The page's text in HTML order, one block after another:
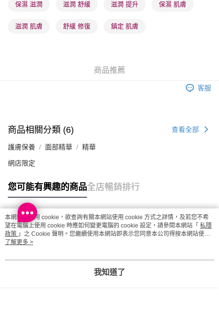
取。逾期會取消訂單，並不會安排重寄
保濕 滋潤 滋潤 舒緩 滋潤 提升 保濕 肌膚
滋潤 肌膚 舒緩 修復 鎮定 肌膚
商品推薦
客服
商品相關分類 (6) 查看全部
護膚保養 面部精華 精華
網店限定
您可能有興趣的商品全店暢銷排行
熱門標籤
熱銷排行
本網站中使用 cookie，欲查詢有關本網站使用 cookie 方式之詳情，及若您不希
望在電腦上使用 cookie 時應如何變更電腦的 cookie 設定，請參閱本網站「 私隱
政策 」之 Cookie 聲明。您繼續使用本網站即表示您同意本公司得按本網站使用
條款之 Cookie 聲明使用 cookie。
了解更多 >
我知道了